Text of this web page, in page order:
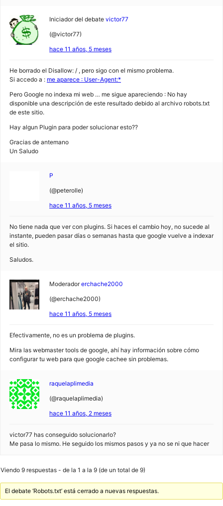
Iniciador del debate victor77
(@victor77)
hace 11 años, 5 meses
He borrado el Disallow: / , pero sigo con el mismo problema.
Si accedo a : me aparece : User-Agent:*
Pero Google no indexa mi web … me sigue apareciendo : No hay
disponible una descripción de este resultado debido al archivo robots.txt
de este sitio.
Hay algun Plugin para poder solucionar esto??
Gracias de antemano
Un Saludo
P
(@peterolle)
hace 11 años, 5 meses
No tiene nada que ver con plugins. Si haces el cambio hoy, no sucede al
instante, pueden pasar días o semanas hasta que google vuelve a indexar
el sitio.
Saludos.
Moderador erchache2000
(@erchache2000)
hace 11 años, 5 meses
Efectivamente, no es un problema de plugins.
Mira las webmaster tools de google, ahí hay información sobre cómo
configurar tu web para que google cachee sin problemas.
raquelaplimedia
(@raquelaplimedia)
hace 11 años, 2 meses
victor77 has conseguido solucionarlo?
Me pasa lo mismo. He seguido los mismos pasos y ya no se ni que hacer
Viendo 9 respuestas - de la 1 a la 9 (de un total de 9)
El debate ‘Robots.txt’ está cerrado a nuevas respuestas.